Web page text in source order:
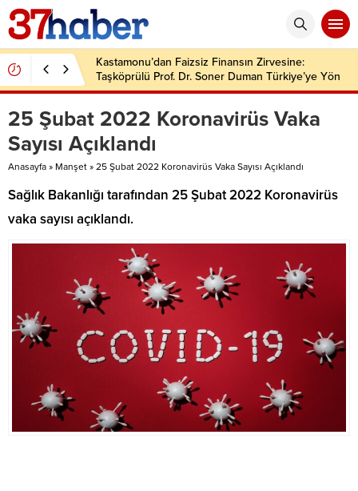
Kastamonu’dan Faizsiz Finansın Zirvesine:
Taşköprülü Prof. Dr. Soner Duman Türkiye’ye Yön
Veriyor
25 Şubat 2022 Koronavirüs Vaka
Sayısı Açıklandı
Anasayfa » Manşet » 25 Şubat 2022 Koronavirüs Vaka Sayısı Açıklandı
Sağlık Bakanlığı tarafından 25 Şubat 2022 Koronavirüs
vaka sayısı açıklandı.